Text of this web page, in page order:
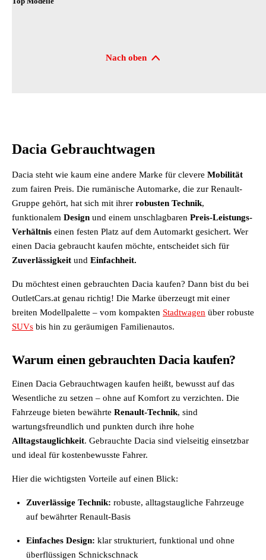
Nach oben
Dacia Gebrauchtwagen
Dacia steht wie kaum eine andere Marke für clevere Mobilität
zum fairen Preis. Die rumänische Automarke, die zur Renault-
Gruppe gehört, hat sich mit ihrer robusten Technik,
funktionalem Design und einem unschlagbaren Preis-Leistungs-
Verhältnis einen festen Platz auf dem Automarkt gesichert. Wer
einen Dacia gebraucht kaufen möchte, entscheidet sich für
Zuverlässigkeit und Einfachheit.
Du möchtest einen gebrauchten Dacia kaufen? Dann bist du bei
OutletCars.at genau richtig! Die Marke überzeugt mit einer
breiten Modellpalette – vom kompakten Stadtwagen über robuste
SUVs bis hin zu geräumigen Familienautos.
Warum einen gebrauchten Dacia kaufen?
Einen Dacia Gebrauchtwagen kaufen heißt, bewusst auf das
Wesentliche zu setzen – ohne auf Komfort zu verzichten. Die
Fahrzeuge bieten bewährte Renault-Technik, sind
wartungsfreundlich und punkten durch ihre hohe
Alltagstauglichkeit. Gebrauchte Dacia sind vielseitig einsetzbar
und ideal für kostenbewusste Fahrer.
Hier die wichtigsten Vorteile auf einen Blick:
Zuverlässige Technik: robuste, alltagstaugliche Fahrzeuge
auf bewährter Renault-Basis
Einfaches Design: klar strukturiert, funktional und ohne
überflüssigen Schnickschnack